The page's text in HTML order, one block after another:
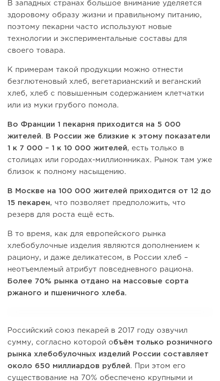
В западных странах большое внимание уделяется
здоровому образу жизни и правильному питанию,
поэтому пекарни часто используют новые
технологии и экспериментальные составы для
своего товара.
К примерам такой продукции можно отнести
безглютеновый хлеб, вегетарианский и веганский
хлеб, хлеб с повышенным содержанием клетчатки
или из муки грубого помола.
Во Франции 1 пекарня приходится на 5 000
жителей.
В России же близкие к этому показатели
1 к 7 000 – 1 к 10 000 жителей, есть только в
столицах или городах-миллионниках. Рынок там уже
близок к полному насыщению.
В Москве на 100 000 жителей приходится от 12 до
15 пекарен, что позволяет предположить, что
резерв для роста ещё есть.
В то время, как для европейского рынка
хлебобулочные изделия являются дополнением к
рациону, и даже деликатесом, в России хлеб –
неотъемлемый атрибут повседневного рациона.
Более 70% рынка отдано на массовые сорта
ржаного и пшеничного хлеба.
Российский союз пекарей в 2017 году озвучил
сумму, согласно которой объём только розничного
рынка хлебобулочных изделий России составляет
около 650 миллиардов рублей. При этом его
существование на 70% обеспечено крупными и